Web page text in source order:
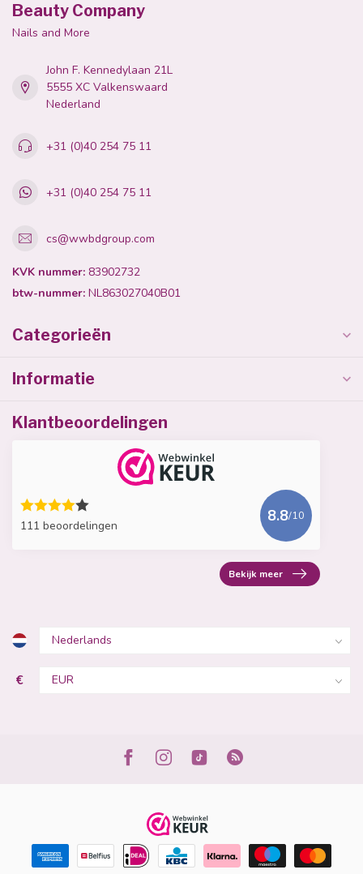
Beauty Company
Nails and More
John F. Kennedylaan 21L
5555 XC Valkenswaard
Nederland
+31 (0)40 254 75 11
+31 (0)40 254 75 11
cs@wwbdgroup.com
KVK nummer: 83902732
btw-nummer: NL863027040B01
Categorieën
Informatie
Klantbeoordelingen
111 beoordelingen
8.8/10
Bekijk meer
€